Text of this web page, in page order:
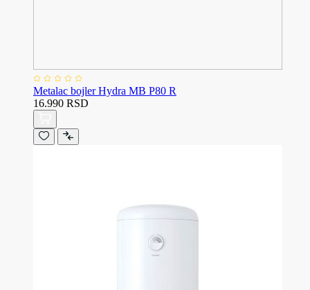
Metalac bojler Hydra MB P80 R
16.990 RSD